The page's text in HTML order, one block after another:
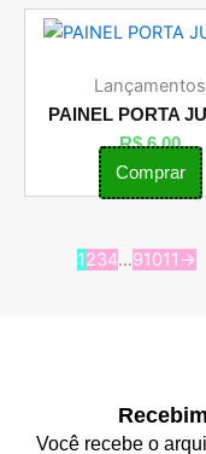
Lançamentos
PAINEL PORTA
R$6,00
Comprar
1234…91011 →
Você recebe o